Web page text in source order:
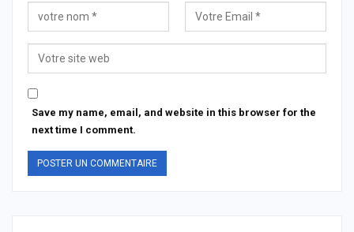
Save my name, email, and website in this browser for the
next time I comment.